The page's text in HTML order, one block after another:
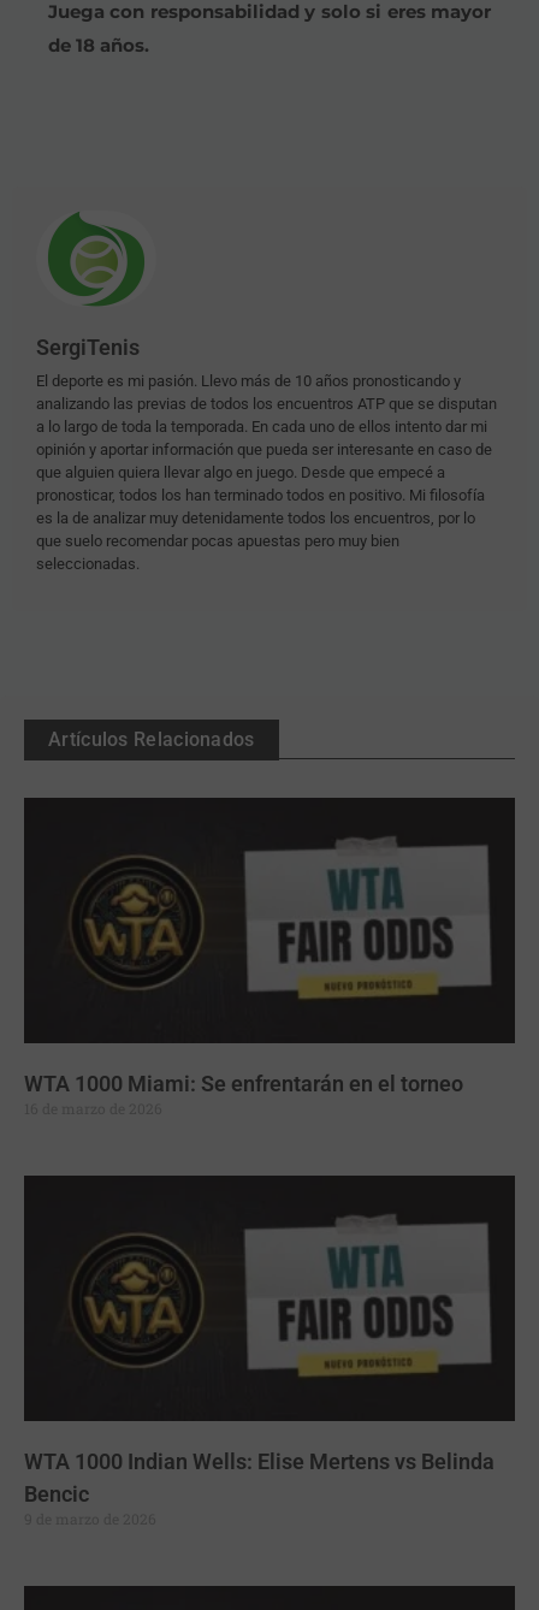
Juega con responsabilidad y solo si eres mayor
de 18 años.
SergiTenis
El deporte es mi pasión. Llevo más de 10 años pronosticando y
analizando las previas de todos los encuentros ATP que se disputan
a lo largo de toda la temporada. En cada uno de ellos intento dar mi
opinión y aportar información que pueda ser interesante en caso de
que alguien quiera llevar algo en juego. Desde que empecé a
pronosticar, todos los han terminado todos en positivo. Mi filosofía
es la de analizar muy detenidamente todos los encuentros, por lo
que suelo recomendar pocas apuestas pero muy bien
seleccionadas.
Artículos Relacionados
WTA 1000 Miami: Se enfrentarán en el torneo
WTA 1000 Indian Wells: Elise Mertens vs Belinda
Bencic